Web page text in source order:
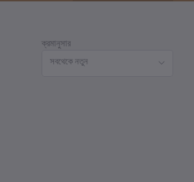
ক্রমানুসার
সবথেকে নতুন